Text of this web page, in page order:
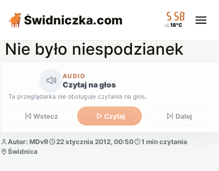
Świdniczka.com 05:58
18°C
Nie było niespodzianek
AUDIO
Czytaj na głos
Ta przeglądarka nie obsługuje czytania na głos.
Wstecz Czytaj Dalej
Autor: MDvR 22 stycznia 2012, 00:50
1 min czytania
Świdnica